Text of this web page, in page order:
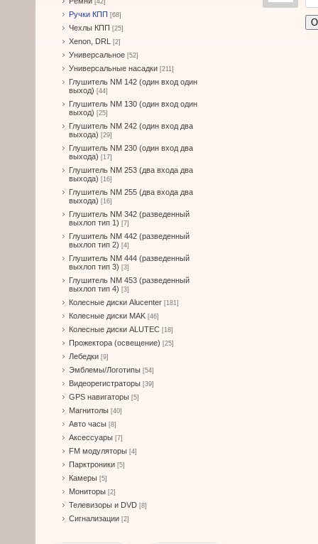
[42]
Ручки КПП [68]
Чехлы КПП [25]
Xenon, DRL [2]
Универсальное [52]
Универсальные насадки [211]
Глушитель NM 142 (один вход один
выход) [44]
Глушитель NM 130 (один вход один
выход) [25]
Глушитель NM 242 (один вход два
выхода) [29]
Глушитель NM 230 (один вход два
выхода) [17]
Глушитель NM 253 (два входа два
выхода) [16]
Глушитель NM 255 (два входа два
выхода) [16]
Глушитель NM 342 (разведенный
выхлоп тип 1) [7]
Глушитель NM 442 (разведенный
выхлоп тип 2) [4]
Глушитель NM 444 (разведенный
выхлоп тип 3) [3]
Глушитель NM 453 (разведенный
выхлоп тип 4) [3]
Колесные диски Alucenter [181]
Колесные диски MAK [46]
Колесные диски ALUTEC [18]
Прожектора (освещение) [25]
Лебедки [9]
Эмблемы/Логотипы [54]
Видеорегистраторы [39]
GPS навигаторы [5]
Магнитолы [40]
Авто часы [8]
Аксессуары [7]
FM модуляторы [4]
Парктроники [5]
Камеры [5]
Мониторы [2]
Телевизоры и DVD [8]
Сигнализации [2]